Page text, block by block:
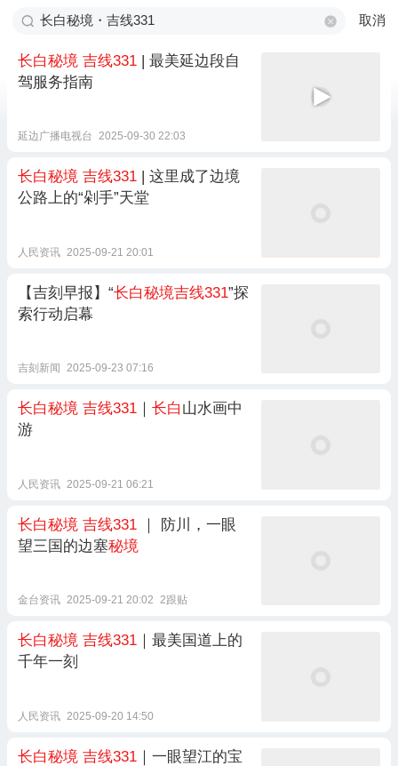
取消
长白秘境 吉线331 | 最美延边段自
驾服务指南
延边广播电视台 2025-09-30 22:03
长白秘境 吉线331 | 这里成了边境
公路上的“剁手”天堂
人民资讯 2025-09-21 20:01
【吉刻早报】“长白秘境吉线331”探
索行动启幕
吉刻新闻 2025-09-23 07:16
长白秘境 吉线331 长白 山水画中
游
人民资讯 2025-09-21 06:21
长白秘境 吉线331 ｜ 防川，一眼
望三国的边塞秘境
金台资讯 2025-09-21 20:02 2跟贴
长白秘境 吉线331 ｜最美国道上的
千年一刻
人民资讯 2025-09-20 14:50
长白秘境 吉线331 ｜一眼望江的宝